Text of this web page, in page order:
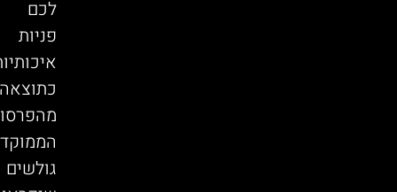
לכם
פניות
כתוצאה
גולשים